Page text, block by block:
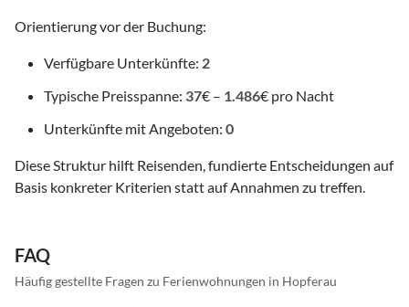
Orientierung vor der Buchung:
Verfügbare Unterkünfte: 2
Typische Preisspanne: 37€ – 1.486€ pro Nacht
Unterkünfte mit Angeboten: 0
Diese Struktur hilft Reisenden, fundierte Entscheidungen auf
Basis konkreter Kriterien statt auf Annahmen zu treffen.
FAQ
Häufig gestellte Fragen zu Ferienwohnungen in Hopferau